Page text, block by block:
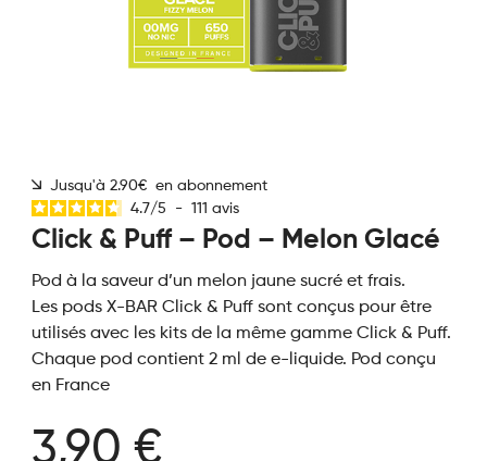
Jusqu'à 2.90€ en abonnement
4.7/5 - 111 avis
Click & Puff – Pod – Melon Glacé
Pod à la saveur d’un melon jaune sucré et frais.
Les pods X-BAR Click & Puff sont conçus pour être
utilisés avec les kits de la même gamme Click & Puff.
Chaque pod contient 2 ml de e-liquide. Pod conçu
en France
3,90 €